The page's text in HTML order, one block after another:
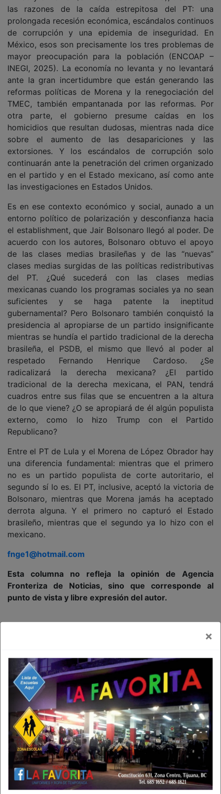
×
las razones de la caída estrepitosa del PT: una
prolongada recesión económica, escándalos continuos
de corrupción y una epidemia de inseguridad. En
México, esos son precisamente los tres problemas de
mayor preocupación para la población (ENCOAP –
INEGI, 2025). La economía no levanta y no levantará
ante la gran incertidumbre que están generando las
reformas políticas de Morena y la renegociación del
TMEC, también empantanada por las reformas. Por
otra parte, el gobierno presume caídas en los
homicidios que resultan dudosas, mientras nada dice
sobre el aumento de las desapariciones y las
extorsiones. Y los escándalos de corrupción solo
continuarán ante la penetración del crimen organizado
en el partido y en el Estado mexicano, así como ante
las investigaciones en Estados Unidos.
Es en ese contexto económico y social, aunado a un
entorno político de polarización y desconfianza hacia
el establishment, que Jair Bolsonaro llegó al poder. De
acuerdo con los autores, Bolsonaro obtuvo el apoyo
de las clases medias brasileñas y de las “nuevas”
clases medias surgidas de las políticas redistributivas
del PT. ¿Qué sucederá con las clases medias
mexicanas cuando los programas sociales ya no sean
suficientes y se haga patente la ineptitud
gubernamental? Pero Bolsonaro también conquistó la
presidencia al apropiarse de un partido insignificante
mientras se hundía el partido tradicional de la derecha
brasileña, el PSDB, el mismo que llevó al poder al
respetado Fernando Henrique Cardoso. ¿Se
radicalizará la derecha mexicana? ¿El partido
tradicional de la derecha mexicana, el PAN, tendrá
cuadros entre sus filas que se encuentren a la altura
de lo que viene? ¿O se apropiará de él algún populista
externo, como lo hizo Trump con el Partido
Republicano?
Entre el PT de Lula y el Morena de López Obrador hay
una diferencia fundamental: mientras que el primero
no es un partido populista de corte autoritario, el
segundo sí lo es. El PT, inclusive, aceptó la victoria de
Bolsonaro, mientras que Morena jamás ha aceptado
derrota alguna. Y el primero no capturó el Estado
brasileño, mientras que el segundo ya lo hizo con el
mexicano.
fnge1@hotmail.com
Esta columna no refleja la opinión de Agencia
Fronteriza de Noticias, sino que corresponde al
punto de vista y libre expresión del autor.